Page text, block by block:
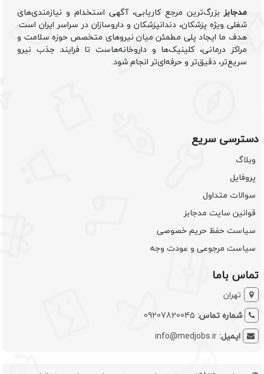
مدجابزبزرگ‌ترین مرجع کاریابی، آگهی استخدام و نیازمندی‌های
شغلی ویژه پزشکان، دندانپزشکان و داروسازان در سراسر ایران است.
هدف ما ایجاد پلی مطمئن میان نیروهای متخصص حوزه سلامت و
مراکز درمانی، کلینیک‌ها و داروخانه‌هاست تا فرایند جذب نیرو
سریع‌تر، دقیق‌تر و حرفه‌ای‌تر انجام شود.
دسترسی سریع
وبلاگ
پروفایل
سوالات متداول
قوانین سایت مدجابز
سیاست حفظ حریم خصوصی
سیاست مرجوعی و عودت وجه
تماس باما
تهران
شماره تماس: 09207820045
ایمیل:info@medjobs.ir